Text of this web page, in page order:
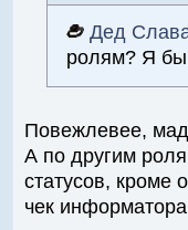
Дед
ролям? Я бы
Повежлевее,
А по другим
статусов, кроме
чек